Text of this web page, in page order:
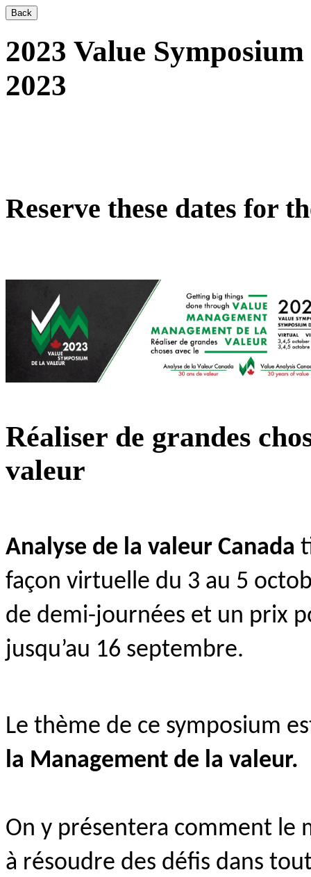
Back
2023 Value
2023
Reserve these dates for
Réaliser de grandes
valeur
Analyse de la valeur Canada
façon virtuelle du 3 au 5
de demi-journées et un prix
jusqu’au 16 septembre.
Le thème de ce symposium
la Management de la valeur.
On y présentera comment le
à résoudre des défis dans